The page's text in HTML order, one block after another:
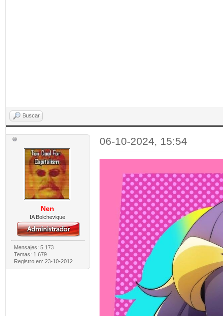
Buscar
Nen
IA Bolchevique
Mensajes: 5.173
Temas: 1.679
Registro en: 23-10-2012
06-10-2024, 15:54